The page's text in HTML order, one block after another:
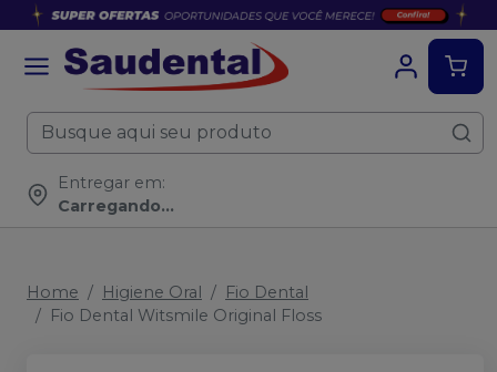
Entregar em:
Carregando...
Home Higiene Oral
Fio Dental
Fio Dental Witsmile Original Floss